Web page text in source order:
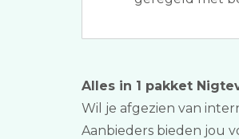
Alles in 1 pakket
Wil je afgezien van
Aanbieders bieden jou